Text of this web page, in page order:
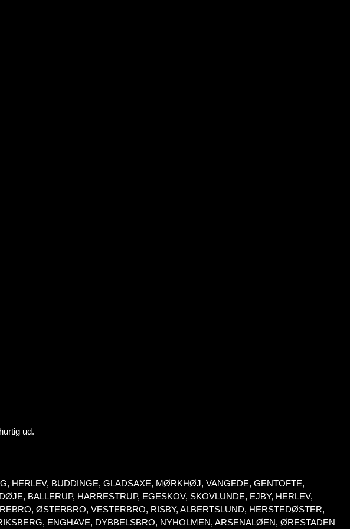
ud.
HERLEV, BUDDINGE, GLADSAXE, MØRKHØJ, VANGEDE, GENTOFTE,
BALLERUP, HARRESTRUP, EGESKOV, SKOVLUNDE, EJBY, HERLEV,
ØSTERBRO, VESTERBRO, RISBY, ALBERTSLUND, HERSTEDØSTER,
ENGHAVE, DYBBELSBRO, NYHOLMEN, ARSENALØEN, ØRESTADEN